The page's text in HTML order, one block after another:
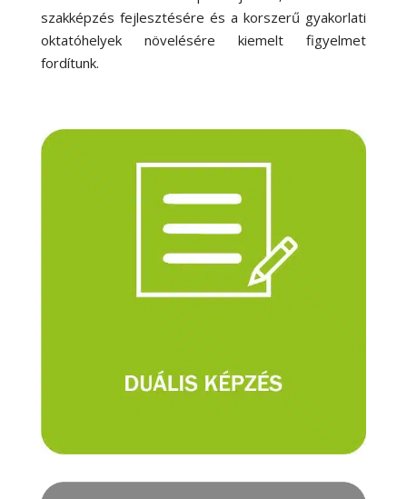
szakképzés fejlesztésére és a korszerű gyakorlati
oktatóhelyek növelésére kiemelt figyelmet
fordítunk.